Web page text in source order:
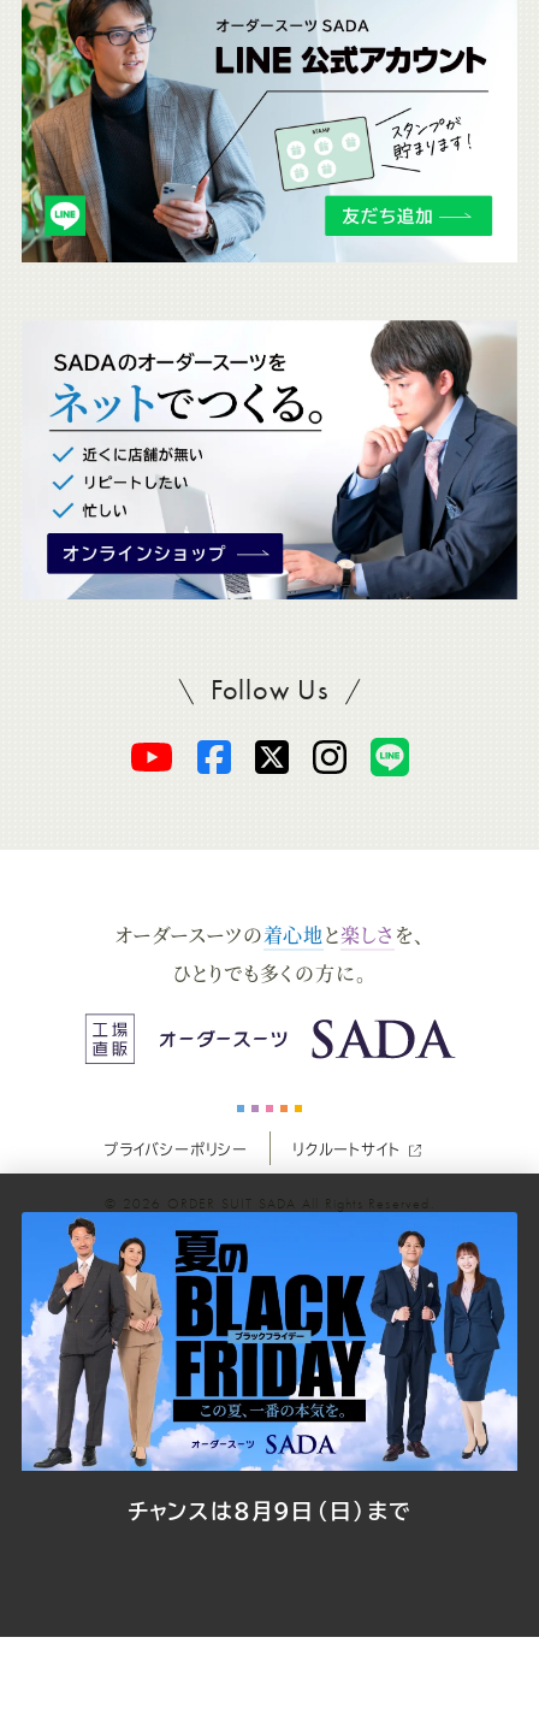
こ
ち
ら
も
チ
ェ
Follow UsSADAをフォロー
オ
ー
ス
ツ
SADA
の
公
式
Youtube
オ
ー
ス
ー
ツ
SADA
の
公
式
Facebook
オ
ー
ス
ー
ツ
SADA
の
公
式
Twitter
オ
ー
ス
ツ
SADA
の
公
式
ス
ツ
SADA
の
公
式
オーダースーツの着心地と楽しさ を、
ひとりでも多くの方に。
プライバシーポリシー リクルートサイト
© 2026 ORDER SUIT SADA All Rights Reserved.
チャンスは8月9日（日）まで